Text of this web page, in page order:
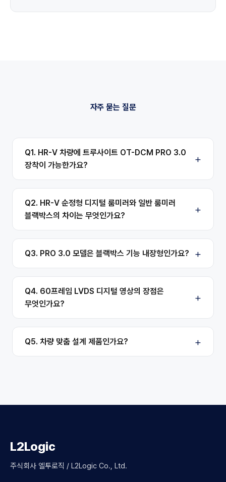
자주 묻는 질문
Q1. HR-V 차량에 트루사이트 OT-DCM PRO 3.0
장착이 가능한가요?
Q2. HR-V 순정형 디지털 룸미러와 일반 룸미러
블랙박스의 차이는 무엇인가요?
Q3. PRO 3.0 모델은 블랙박스 기능 내장형인가요?
Q4. 60프레임 LVDS 디지털 영상의 장점은
무엇인가요?
Q5. 차량 맞춤 설계 제품인가요?
L2Logic
주식회사 엘투로직 / L2Logic Co., Ltd.